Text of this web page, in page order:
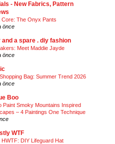
- New Fabrics, Pattern
Core: The Onyx Pants
önce
and a spare . diy fashion
Meet Maddie Jayde
önce
Bag: Summer Trend 2026
önce
Boo
Paint Smoky Mountains Inspired
– 4 Paintings One Technique
WTF
DIY Lifeguard Hat